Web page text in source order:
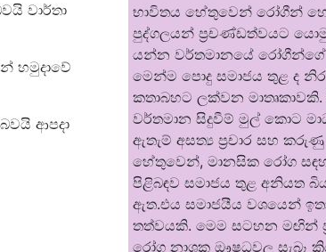
වාර්තා
හමුදාවේ
ආපදා
භාවිතය හේතුවෙන් රෝගීන්
පුද්ගලයන් ප්‍රචණ්ඩත්වයට
යන්න වර්තමානයේ
මෙන්ම පොදු සමාජය තුළ ද
කතාබහට ලක්වන
වර්තමාන සිදුවීම් මුල් කොට
ඇතැම් අසත්‍ය ප්‍රචාර සහ
හේතුවෙන්, මානසික රෝග
පිළිබඳව සමාජය තුළ අනියත
ඇත.එය සමාජයීය වශයෙන්
තත්වයකි. මෙම සටහන මඟින්
රෝග නාශක ඖෂධවල සැබෑ